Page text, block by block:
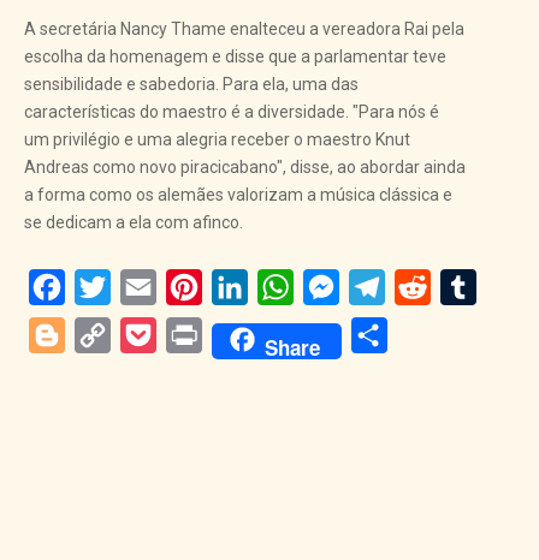
A secretária Nancy Thame enalteceu a vereadora Rai pela
escolha da homenagem e disse que a parlamentar teve
sensibilidade e sabedoria. Para ela, uma das
características do maestro é a diversidade. "Para nós é
um privilégio e uma alegria receber o maestro Knut
Andreas como novo piracicabano", disse, ao abordar ainda
a forma como os alemães valorizam a música clássica e
se dedicam a ela com afinco.
Facebook
Twitter Email PinterestLinkedInWhatsAppMessengerTelegram
Reddit
BloggerCopy
PocketPrint Share